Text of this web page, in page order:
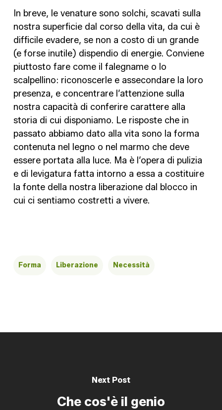
In breve, le venature sono solchi, scavati sulla
nostra superficie dal corso della vita, da cui è
difficile evadere, se non a costo di un grande
(e forse inutile) dispendio di energie. Conviene
piuttosto fare come il falegname o lo
scalpellino: riconoscerle e assecondare la loro
presenza, e concentrare l’attenzione sulla
nostra capacità di conferire carattere alla
storia di cui disponiamo. Le risposte che in
passato abbiamo dato alla vita sono la forma
contenuta nel legno o nel marmo che deve
essere portata alla luce. Ma è l’opera di pulizia
e di levigatura fatta intorno a essa a costituire
la fonte della nostra liberazione dal blocco in
cui ci sentiamo costretti a vivere.
Forma Liberazione Necessità
Next Post
Che cos'è il genio